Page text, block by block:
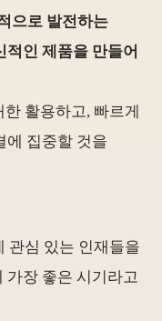
으로 발전하는
인 제품을 만들어
활용하고, 빠르게
에 집중할 것을
관심 있는 인재들을
가장 좋은 시기라고